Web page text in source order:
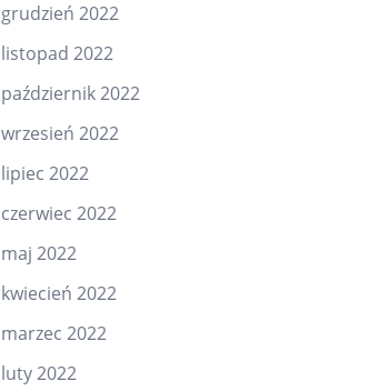
grudzień 2022
listopad 2022
październik 2022
wrzesień 2022
lipiec 2022
czerwiec 2022
maj 2022
kwiecień 2022
marzec 2022
luty 2022